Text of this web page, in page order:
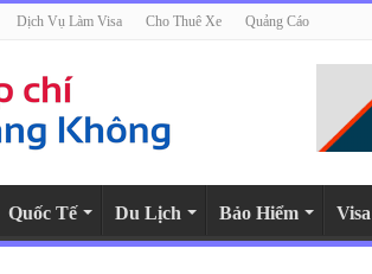
Dịch Vụ Làm Visa Cho Thuê Xe Quảng Cáo
Quốc Tế Du Lịch Bảo Hiểm Visa